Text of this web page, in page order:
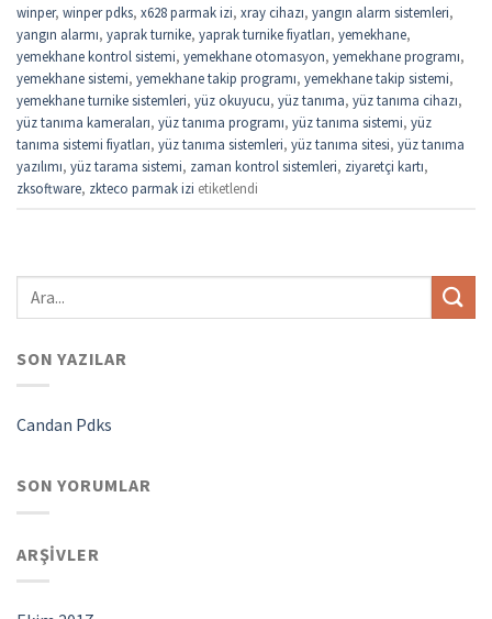
winper, winper pdks, x628 parmak izi, xray cihazı, yangın alarm sistemleri,
yangın alarmı, yaprak turnike, yaprak turnike fiyatları, yemekhane,
yemekhane kontrol sistemi, yemekhane otomasyon, yemekhane programı,
yemekhane sistemi, yemekhane takip programı, yemekhane takip sistemi,
yemekhane turnike sistemleri, yüz okuyucu, yüz tanıma, yüz tanıma cihazı,
yüz tanıma kameraları, yüz tanıma programı, yüz tanıma sistemi, yüz
tanıma sistemi fiyatları, yüz tanıma sistemleri, yüz tanıma sitesi, yüz tanıma
yazılımı, yüz tarama sistemi, zaman kontrol sistemleri, ziyaretçi kartı,
zksoftware, zkteco parmak izi etiketlendi
SON YAZILAR
Candan Pdks
SON YORUMLAR
ARŞIVLER